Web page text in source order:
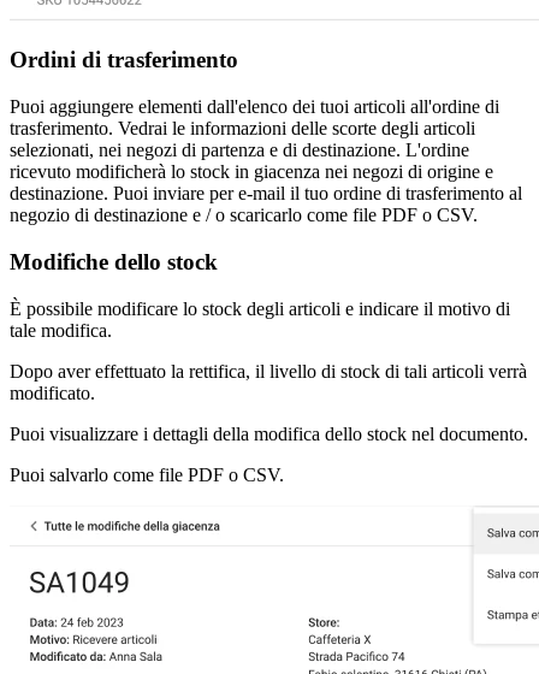
Ordini di trasferimento
Puoi aggiungere elementi dall'elenco dei tuoi articoli all'ordine di
trasferimento. Vedrai le informazioni delle scorte degli articoli
selezionati, nei negozi di partenza e di destinazione. L'ordine
ricevuto modificherà lo stock in giacenza nei negozi di origine e
destinazione. Puoi inviare per e-mail il tuo ordine di trasferimento al
negozio di destinazione e / o scaricarlo come file PDF o CSV.
Modifiche dello stock
È possibile modificare lo stock degli articoli e indicare il motivo di
tale modifica.
Dopo aver effettuato la rettifica, il livello di stock di tali articoli verrà
modificato.
Puoi visualizzare i dettagli della modifica dello stock nel documento.
Puoi salvarlo come file PDF o CSV.